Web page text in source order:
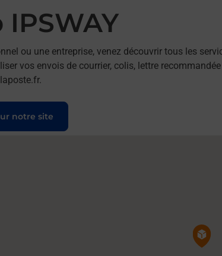
ou une entreprise, venez découvrir tous les
vos envois de courrier, colis, lettre
notre site
Pin de la